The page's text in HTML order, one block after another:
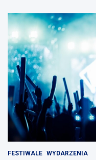
FESTIWALE WYDARZENIA